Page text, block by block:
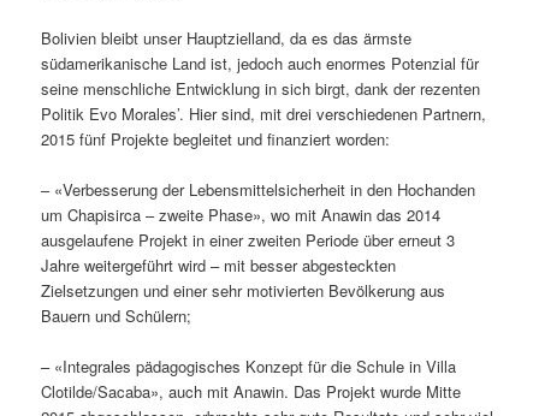
Bolivien bleibt unser Hauptzielland, da es das ärmste
südamerikanische Land ist, jedoch auch enormes Potenzial für
seine menschliche Entwicklung in sich birgt, dank der rezenten
Politik Evo Morales’. Hier sind, mit drei verschiedenen Partnern,
2015 fünf Projekte begleitet und finanziert worden:
– «Verbesserung der Lebensmittelsicherheit in den Hochanden
um Chapisirca – zweite Phase», wo mit Anawin das 2014
ausgelaufene Projekt in einer zweiten Periode über erneut 3
Jahre weitergeführt wird – mit besser abgesteckten
Zielsetzungen und einer sehr motivierten Bevölkerung aus
Bauern und Schülern;
– «Integrales pädagogisches Konzept für die Schule in Villa
Clotilde/Sacaba», auch mit Anawin. Das Projekt wurde Mitte